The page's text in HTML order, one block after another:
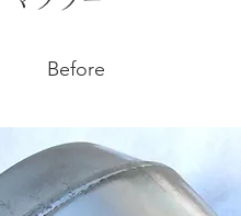
Before